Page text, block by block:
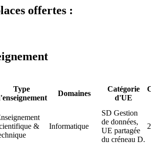
offertes :
Type
Domaines
Catégorie
d'UE
&
Informatique
SD Gestion
de données,
UE partagée
du créneau D.